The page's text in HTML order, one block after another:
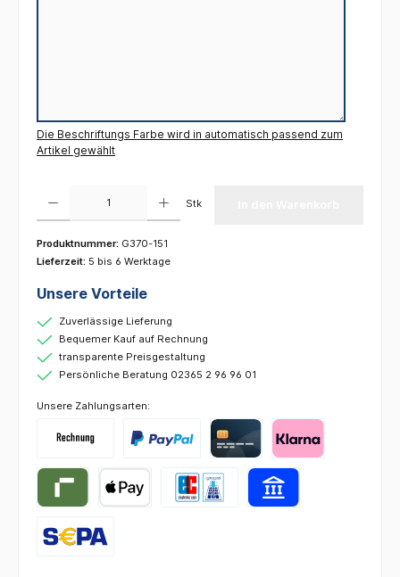
Die Beschriftungs Farbe wird in automatisch passend zum
Artikel gewählt
Stk
Produktnummer: G370-151
Lieferzeit: 5 bis 6 Werktage
Unsere Vorteile
Zuverlässige Lieferung
Bequemer Kauf auf Rechnung
transparente Preisgestaltung
Persönliche Beratung 02365 2 96 96 01
Unsere Zahlungsarten: